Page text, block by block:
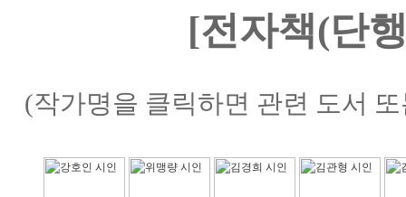
[전자책(단
(작가명을 클릭하면 관련 도서